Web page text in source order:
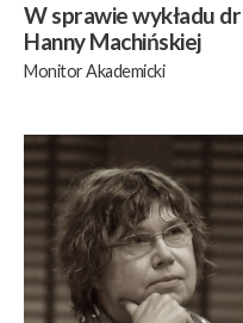
W sprawie wykładu dr
Hanny Machińskiej
Monitor Akademicki